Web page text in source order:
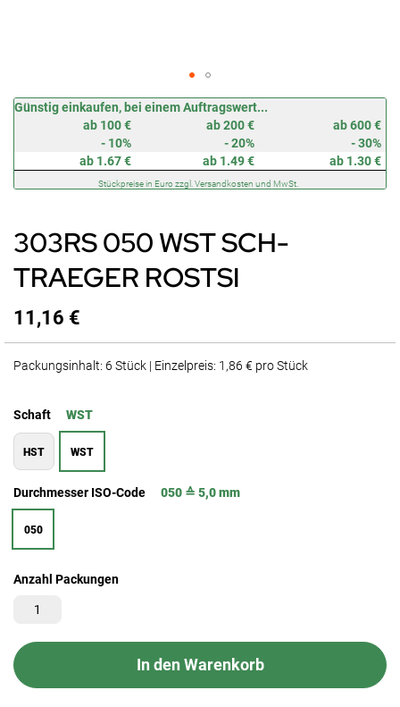
Günstig einkaufen, bei einem Auftragswert...
ab 100 €
ab 200 €
ab 600 €
- 10%
- 20%
- 30%
ab 1.67 €
ab 1.49 € ab 1.30 €
Stückpreise in Euro zzgl. Versandkosten und MwSt.
303RS 050 WST SCH-
TRAEGER ROSTSI
11,16 €
Packungsinhalt: 6 Stück | Einzelpreis: 1,86 € pro Stück
Schaft WST
HST WST
Durchmesser ISO-Code 050 ≙ 5,0 mm
050
Anzahl Packungen
In den Warenkorb
Zum
Anfang
springen